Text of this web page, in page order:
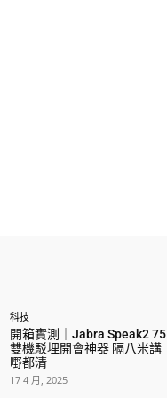
科技
開箱實測｜Jabra Speak2 75
雙機駁埋開會神器 隔八米講
嘢都清
17 4 月, 2025